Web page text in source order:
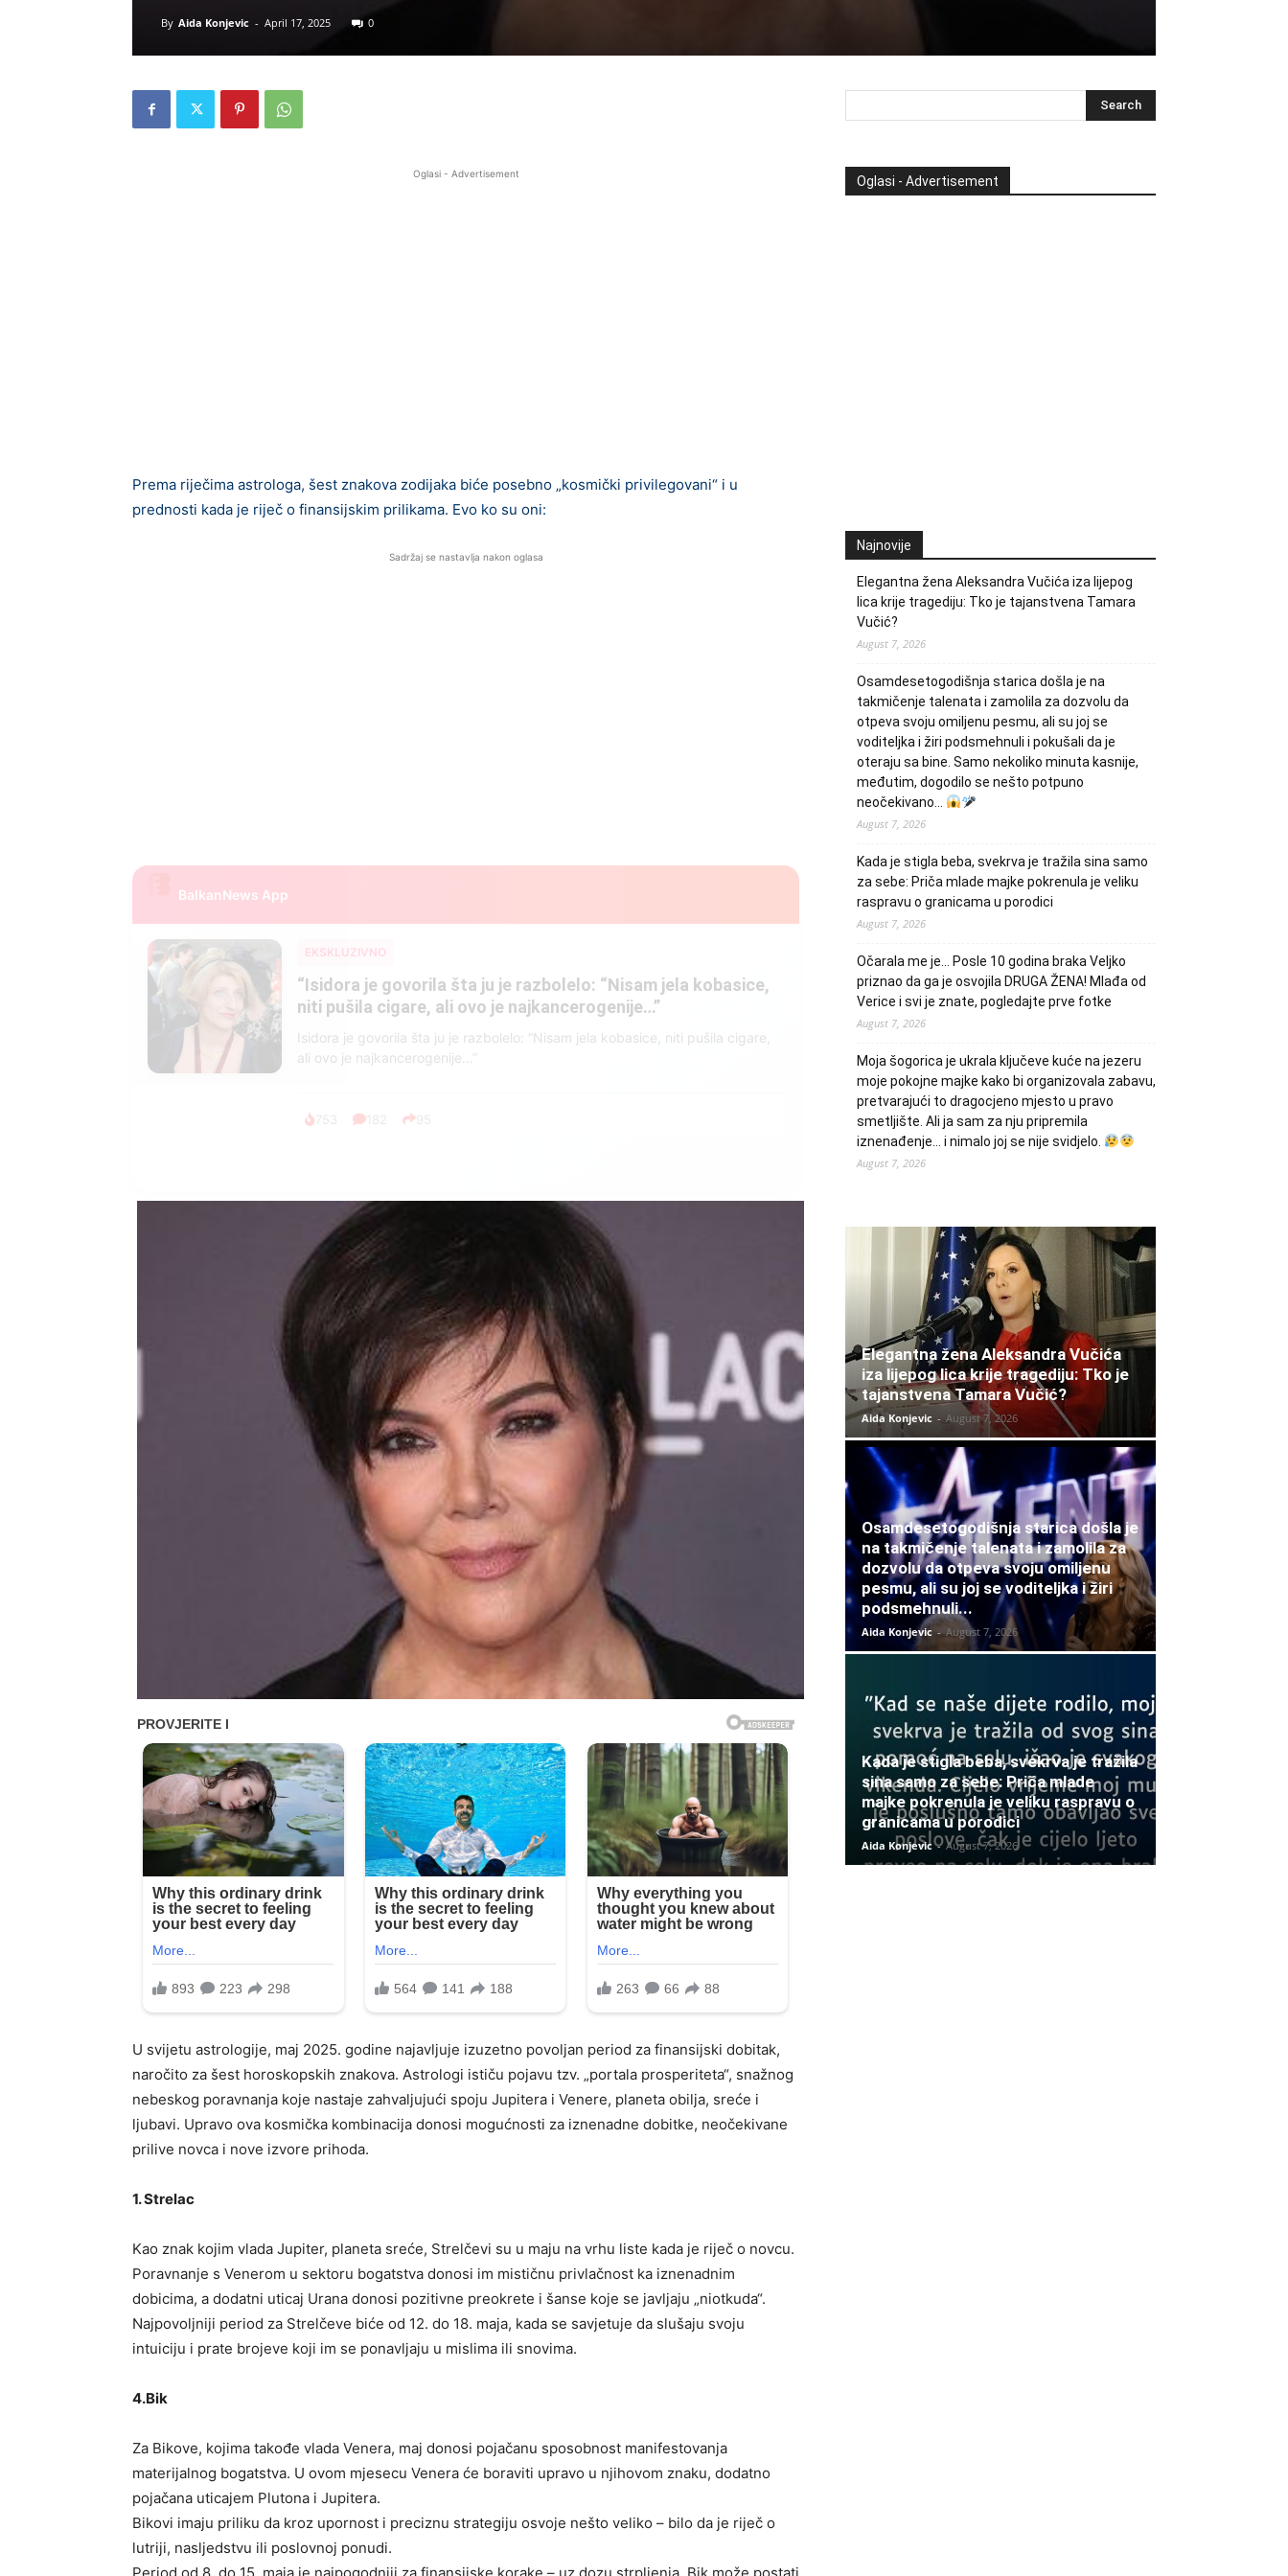
By Aida Konjevic - April 17, 2025 0
Oglasi - Advertisement
Prema riječima astrologa, šest znakova zodijaka biće posebno „kosmički privilegovani“ i u
prednosti kada je riječ o finansijskim prilikama. Evo ko su oni:
Sadržaj se nastavlja nakon oglasa
BalkanNews App
EKSKLUZIVNO
Marija je pala sa litice i stradala: Njen dečko Ilija glumio
ucveljenog udovca, a onda je obdukcija otkrila jezivu istinu
Marija je pala sa litice i stradala: Njen dečko Ilija glumio ucveljenog udovca, a
onda je obdukcija otkrila jezivu istinu
U svijetu astrologije, maj 2025. godine najavljuje izuzetno povoljan period za finansijski dobitak,
naročito za šest horoskopskih znakova. Astrologi ističu pojavu tzv. „portala prosperiteta“, snažnog
nebeskog poravnanja koje nastaje zahvaljujući spoju Jupitera i Venere, planeta obilja, sreće i
ljubavi. Upravo ova kosmička kombinacija donosi mogućnosti za iznenadne dobitke, neočekivane
prilive novca i nove izvore prihoda.
1. Strelac
Kao znak kojim vlada Jupiter, planeta sreće, Strelčevi su u maju na vrhu liste kada je riječ o novcu.
Poravnanje s Venerom u sektoru bogatstva donosi im mističnu privlačnost ka iznenadnim
dobicima, a dodatni uticaj Urana donosi pozitivne preokrete i šanse koje se javljaju „niotkuda“.
Najpovoljniji period za Strelčeve biće od 12. do 18. maja, kada se savjetuje da slušaju svoju
intuiciju i prate brojeve koji im se ponavljaju u mislima ili snovima.
4.Bik
Za Bikove, kojima takođe vlada Venera, maj donosi pojačanu sposobnost manifestovanja
materijalnog bogatstva. U ovom mjesecu Venera će boraviti upravo u njihovom znaku, dodatno
pojačana uticajem Plutona i Jupitera.
Bikovi imaju priliku da kroz upornost i preciznu strategiju osvoje nešto veliko – bilo da je riječ o
lutriji, nasljedstvu ili poslovnoj ponudi.
Oglasi - Advertisement
Najnovije
Elegantna žena Aleksandra Vučića iza lijepog
lica krije tragediju: Tko je tajanstvena Tamara
Vučić?
August 7, 2026
Osamdesetogodišnja starica došla je na
takmičenje talenata i zamolila za dozvolu da
otpeva svoju omiljenu pesmu, ali su joj se
voditeljka i žiri podsmehnuli i pokušali da je
oteraju sa bine. Samo nekoliko minuta kasnije,
međutim, dogodilo se nešto potpuno
neočekivano…
August 7, 2026
Kada je stigla beba, svekrva je tražila sina samo
za sebe: Priča mlade majke pokrenula je veliku
raspravu o granicama u porodici
August 7, 2026
Očarala me je… Posle 10 godina braka Veljko
priznao da ga je osvojila DRUGA ŽENA! Mlađa od
Verice i svi je znate, pogledajte prve fotke
August 7, 2026
Moja šogorica je ukrala ključeve kuće na jezeru
moje pokojne majke kako bi organizovala zabavu,
pretvarajući to dragocjeno mjesto u pravo
smetljište. Ali ja sam za nju pripremila
iznenađenje… i nimalo joj se nije svidjelo.
August 7, 2026
Elegantna žena Aleksandra Vučića
iza lijepog lica krije tragediju: Tko je
tajanstvena Tamara Vučić?
Aida Konjevic - August 7, 2026
Osamdesetogodišnja starica došla je
na takmičenje talenata i zamolila za
dozvolu da otpeva svoju omiljenu
pesmu, ali su joj se voditeljka i žiri
podsmehnuli...
Aida Konjevic - August 7, 2026
Kada je stigla beba, svekrva je tražila
sina samo za sebe: Priča mlade
majke pokrenula je veliku raspravu o
granicama u porodici
Aida Konjevic - August 7, 2026